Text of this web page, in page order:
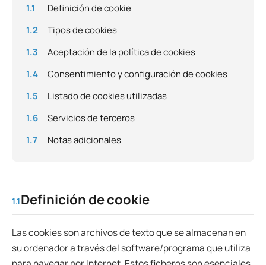
1.1
Definición de cookie
1.2
Tipos de cookies
1.3
Aceptación de la política de cookies
1.4
Consentimiento y configuración de cookies
1.5
Listado de cookies utilizadas
1.6
Servicios de terceros
1.7
Notas adicionales
1.1Definición de cookie
Las cookies son archivos de texto que se almacenan en
su ordenador a través del software/programa que utiliza